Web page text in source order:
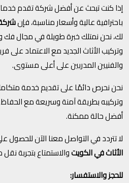
إذا كنت تبحث عن أفضل شركة تقدم
باحترافية عالية وأسعار مناسبة، فإنشركة
لك، نحن نمتلك خبرة طويلة في مجال فك
وتركيب الأثاث الجديد مع الاعتماد
والفنيين المدربين على أعلى مستوى.
نحن نحرص دائمًا على تقديم خدمة
وتركيبه بطريقة آمنة وسريعة مع
أفضل حالة ممكنة.
لا تتردد في التواصل معنا الآن
الأثاث في الكويتوالاستمتاع بتجربة
للحجز والاستفسار: